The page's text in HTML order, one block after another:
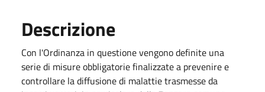
Descrizione
Con l'Ordinanza in questione vengono definite una
serie di misure obbligatorie finalizzate a prevenire e
controllare la diffusione di malattie trasmesse da